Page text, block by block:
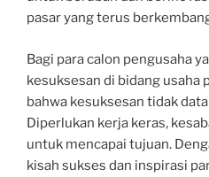
pasar yang terus
Bagi para calon pengusaha
kesuksesan di bidang usaha
bahwa kesuksesan tidak
Diperlukan kerja keras,
untuk mencapai tujuan.
kisah sukses dan inspirasi